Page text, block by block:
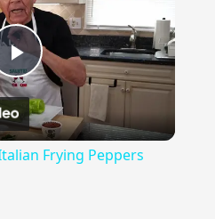
Play
Video
Frying Peppers